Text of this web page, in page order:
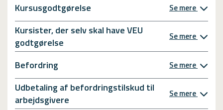
Kursusgodtgørelse Se mere
Kursister, der selv skal have VEU
godtgørelse
Se mere
Befordring Se mere
Udbetaling af befordringstilskud til
arbejdsgivere
Se mere